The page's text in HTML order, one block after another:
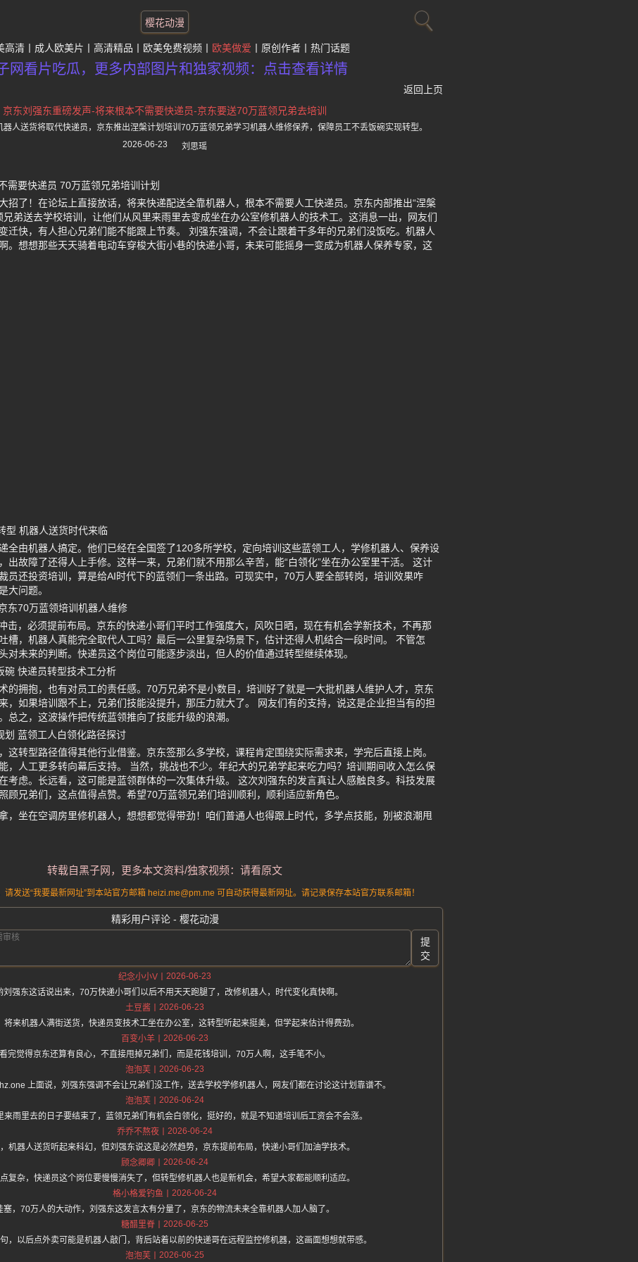
樱花动漫
高清 成人欧美片 高清精品 欧美免费视频 欧美做爱 原创作者 热门话题
网看片吃瓜，更多内部图片和独家视频：点击查看详情
返回上页
京东刘强东重磅发声-将来根本不需要快递员-京东要送70万蓝领兄弟去培训
人送货将取代快递员，京东推出涅槃计划培训70万蓝领兄弟学习机器人维修保养，保障员工不丢饭碗实现转型。
2026-06-23
刘思瑶
需要快递员 70万蓝领兄弟培训计划
招了！在论坛上直接放话，将来快递配送全靠机器人，根本不需要人工快递员。京东内部推出“涅槃
兄弟送去学校培训，让他们从风里来雨里去变成坐在办公室修机器人的技术工。这消息一出，网友们
迁快，有人担心兄弟们能不能跟上节奏。 刘强东强调，不会让跟着干多年的兄弟们没饭吃。机器人
。想想那些天天骑着电动车穿梭大街小巷的快递小哥，未来可能摇身一变成为机器人保养专家，这
型 机器人送货时代来临
全由机器人搞定。他们已经在全国签了120多所学校，定向培训这些蓝领工人，学修机器人、保养设
出故障了还得人上手修。这样一来，兄弟们就不用那么辛苦，能“白领化”坐在办公室里干活。 这计
员还投资培训，算是给AI时代下的蓝领们一条出路。可现实中，70万人要全部转岗，培训效果咋
大问题。
东70万蓝领培训机器人维修
击，必须提前布局。京东的快递小哥们平时工作强度大，风吹日晒，现在有机会学新技术，不再那
槽，机器人真能完全取代人工吗？最后一公里复杂场景下，估计还得人机结合一段时间。 不管怎
对未来的判断。快递员这个岗位可能逐步淡出，但人的价值通过转型继续体现。
碗 快递员转型技术工分析
的拥抱，也有对员工的责任感。70万兄弟不是小数目，培训好了就是一大批机器人维护人才，京东
，如果培训跟不上，兄弟们技能没提升，那压力就大了。 网友们有的支持，说这是企业担当有的担
总之，这波操作把传统蓝领推向了技能升级的浪潮。
划 蓝领工人白领化路径探讨
这转型路径值得其他行业借鉴。京东签那么多学校，课程肯定围绕实际需求来，学完后直接上岗。
，人工更多转向幕后支持。 当然，挑战也不少。年纪大的兄弟学起来吃力吗？培训期间收入怎么保
考虑。长远看，这可能是蓝领群体的一次集体升级。 这次刘强东的发言真让人感触良多。科技发展
顾兄弟们，这点值得点赞。希望70万蓝领兄弟们培训顺利，顺利适应新角色。
，坐在空调房里修机器人，想想都觉得带劲！咱们普通人也得跟上时代，多学点技能，别被浪潮甩
转载自黑子网，更多本文资料/独家视频：请看原文
发送“我要最新网址”到本站官方邮箱 heizi.me@pm.me 可自动获得最新网址。请记录保存本站官方联系邮箱！
精彩用户评论 - 樱花动漫
提
交
纪念小小V
2026-06-23
刘强东这话说出来，70万快递小哥们以后不用天天跑腿了，改修机器人，时代变化真快啊。
土豆酱
2026-06-23
将来机器人满街送货，快递员变技术工坐在办公室，这转型听起来挺美，但学起来估计得费劲。
百变小羊
2026-06-23
看完觉得京东还算有良心，不直接甩掉兄弟们，而是花钱培训，70万人啊，这手笔不小。
泡泡芙
2026-06-23
上面说，刘强东强调不会让兄弟们没工作，送去学校学修机器人，网友们都在讨论这计划靠谱不。
泡泡芙
2026-06-24
来雨里去的日子要结束了，蓝领兄弟们有机会白领化，挺好的，就是不知道培训后工资会不会涨。
乔乔不熬夜
2026-06-24
机器人送货听起来科幻，但刘强东说这是必然趋势，京东提前布局，快递小哥们加油学技术。
顾念卿卿
2026-06-24
复杂，快递员这个岗位要慢慢消失了，但转型修机器人也是新机会，希望大家都能顺利适应。
格小格爱钓鱼
2026-06-24
塞，70万人的大动作，刘强东这发言太有分量了，京东的物流未来全靠机器人加人脑了。
糖醋里脊
2026-06-25
，以后点外卖可能是机器人敲门，背后站着以前的快递哥在远程监控修机器，这画面想想就带感。
泡泡芙
2026-06-25